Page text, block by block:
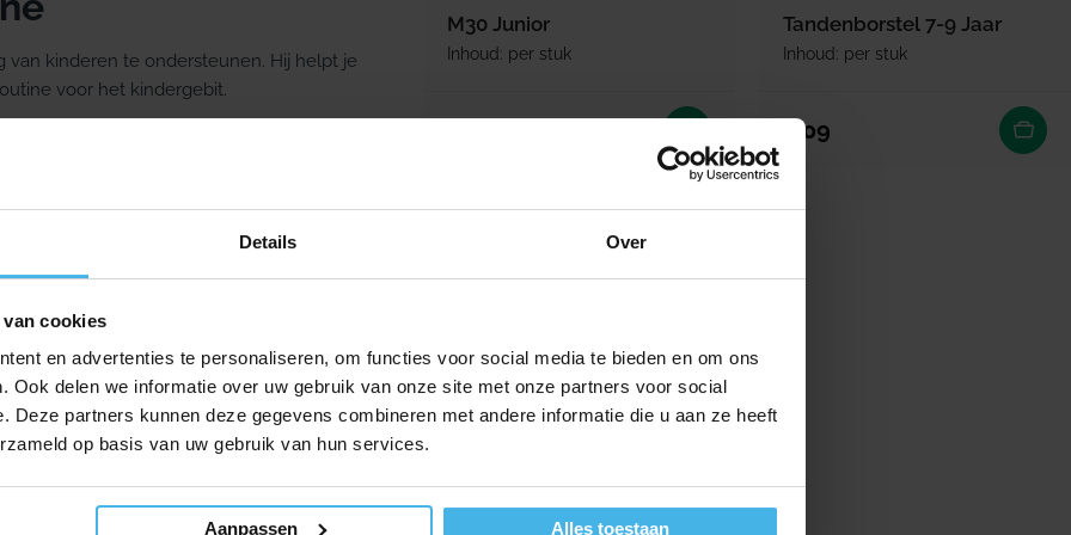
Details Over
cookies
en advertenties te personaliseren, om functies voor social media te bieden en om ons
Ook delen we informatie over uw gebruik van onze site met onze partners voor social
Deze partners kunnen deze gegevens combineren met andere informatie die u aan ze heeft
op basis van uw gebruik van hun services.
Aanpassen Alles toestaan
kinderen te ondersteunen. Hij helpt je
voor het kindergebit.
M30 Junior
Inhoud: per stuk
Normale prijs
Tandenborstel 7-9 Jaar
Inhoud: per stuk
Normale prijs
4,09
Direct leverbaar